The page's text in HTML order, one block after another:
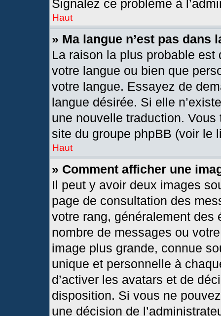
Signalez ce problème à
Haut
» Ma langue n’est pas dans
La raison la plus probable est
votre langue ou bien que
votre langue. Essayez de
langue désirée. Si elle
une nouvelle traduction.
site du groupe phpBB (voir le
Haut
» Comment afficher une
Il peut y avoir deux images
page de consultation des
votre rang, généralement
nombre de messages ou
image plus grande, connue
unique et personnelle à
d’activer les avatars et de
disposition. Si vous ne
une décision de